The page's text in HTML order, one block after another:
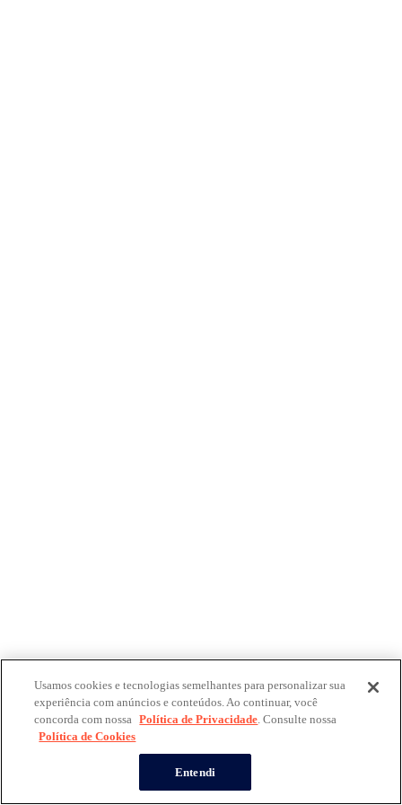
Usamos cookies e tecnologias semelhantes para personalizar sua
experiência com anúncios e conteúdos. Ao continuar, você
concorda com nossa Política de Privacidade. Consulte nossa
Política de Cookies
Entendi